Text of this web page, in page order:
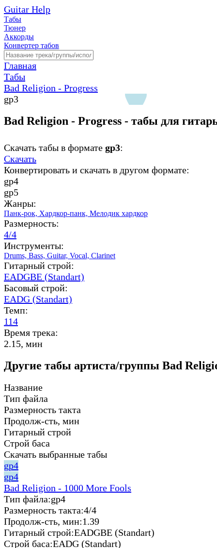
Guitar Help
Табы
Тюнер
Аккорды
Конвертер табов
Главная
Табы
Bad Religion - Progress
gp3
Bad Religion - Progress - табы для
Скачать табы в формате gp3:
Скачать
Конвертировать и скачать в другом формате:
gp4
gp5
Жанры:
Панк-рок, Хардкор-панк, Мелодик хардкор
Размерность:
4/4
Инструменты:
Drums, Bass, Guitar, Vocal, Clarinet
Гитарный строй:
EADGBE (Standart)
Басовый строй:
EADG (Standart)
Темп:
114
Время трека:
2.15, мин
Другие табы артиста/группы Bad
Название
Тип файла
Размерность такта
Продолж-сть, мин
Гитарный строй
Строй баса
Скачать выбранные табы
gp4
gp4
Bad Religion - 1000 More Fools
Тип файла:gp4
Размерность такта:4/4
Продолж-сть, мин:1.39
Гитарный строй:EADGBE (Standart)
Строй баса:EADG (Standart)